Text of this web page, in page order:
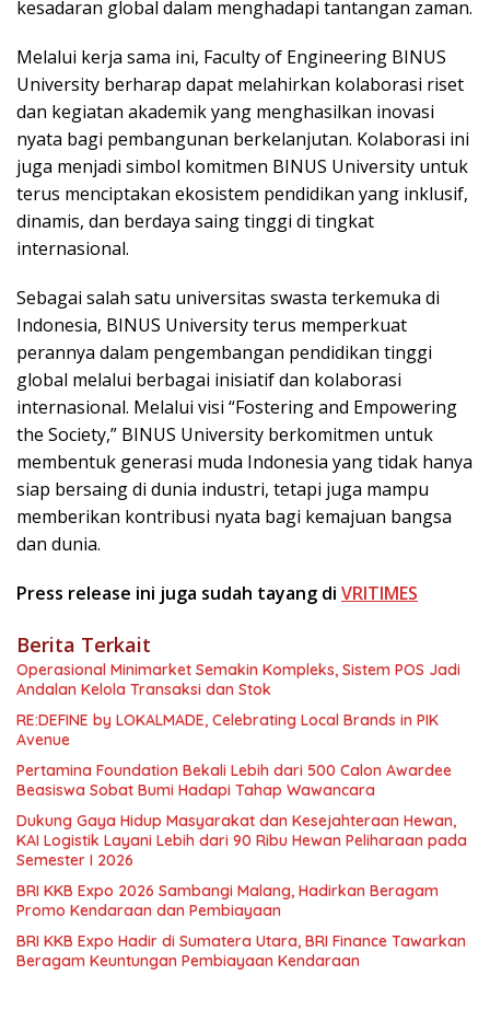
kesadaran global dalam menghadapi tantangan zaman.
Melalui kerja sama ini, Faculty of Engineering BINUS
University berharap dapat melahirkan kolaborasi riset
dan kegiatan akademik yang menghasilkan inovasi
nyata bagi pembangunan berkelanjutan. Kolaborasi ini
juga menjadi simbol komitmen BINUS University untuk
terus menciptakan ekosistem pendidikan yang inklusif,
dinamis, dan berdaya saing tinggi di tingkat
internasional.
Sebagai salah satu universitas swasta terkemuka di
Indonesia, BINUS University terus memperkuat
perannya dalam pengembangan pendidikan tinggi
global melalui berbagai inisiatif dan kolaborasi
internasional. Melalui visi “Fostering and Empowering
the Society,” BINUS University berkomitmen untuk
membentuk generasi muda Indonesia yang tidak hanya
siap bersaing di dunia industri, tetapi juga mampu
memberikan kontribusi nyata bagi kemajuan bangsa
dan dunia.
Press release ini juga sudah tayang di VRITIMES
Berita Terkait
Operasional Minimarket Semakin Kompleks, Sistem POS Jadi
Andalan Kelola Transaksi dan Stok
RE:DEFINE by LOKALMADE, Celebrating Local Brands in PIK
Avenue
Pertamina Foundation Bekali Lebih dari 500 Calon Awardee
Beasiswa Sobat Bumi Hadapi Tahap Wawancara
Dukung Gaya Hidup Masyarakat dan Kesejahteraan Hewan,
KAI Logistik Layani Lebih dari 90 Ribu Hewan Peliharaan pada
Semester I 2026
BRI KKB Expo 2026 Sambangi Malang, Hadirkan Beragam
Promo Kendaraan dan Pembiayaan
BRI KKB Expo Hadir di Sumatera Utara, BRI Finance Tawarkan
Beragam Keuntungan Pembiayaan Kendaraan